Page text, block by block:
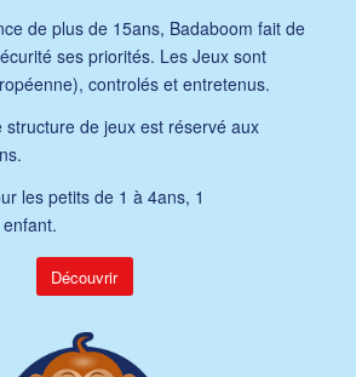
de plus de 15ans, Badaboom fait de
ses priorités. Les Jeux sont
controlés et entretenus.
structure de jeux est réservé aux
les petits de 1 à 4ans, 1
Découvrir